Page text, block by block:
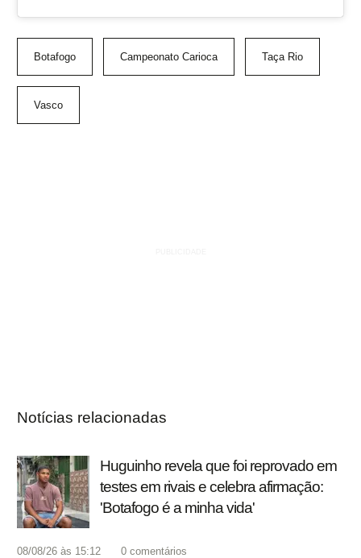
Botafogo Campeonato Carioca Taça Rio
Vasco
Notícias relacionadas
Huguinho revela que foi reprovado em
testes em rivais e celebra afirmação:
'Botafogo é a minha vida'
08/08/26 às 15:12 0 comentários